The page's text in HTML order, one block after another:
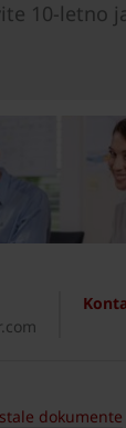
10-letno
dokumente